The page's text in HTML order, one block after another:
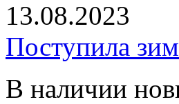
13.08.2023
Поступила
В наличии